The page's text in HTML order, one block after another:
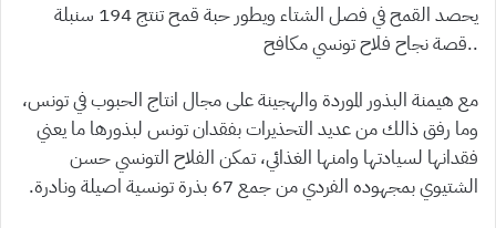
يحصد القمح في فصل الشتاء ويطور حبة قمح تنتج 194 سنبلة
..قصة نجاح فلاح تونسي مكافح
مع هيمنة البذور الموردة والهجينة على مجال انتاج الحبوب في تونس،
وما رفق ذالك من عديد التحذيرات بفقدان تونس لبذورها ما يعني
فقدانها لسيادتها وامنها الغذائي، تمكن الفلاح التونسي حسن
الشتيوي بمجهوده الفردي من جمع 67 بذرة تونسية اصيلة ونادرة.